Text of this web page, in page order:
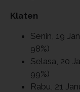
Klaten
Senin, 19
98%)
Selasa, 20
99%)
Rabu, 21